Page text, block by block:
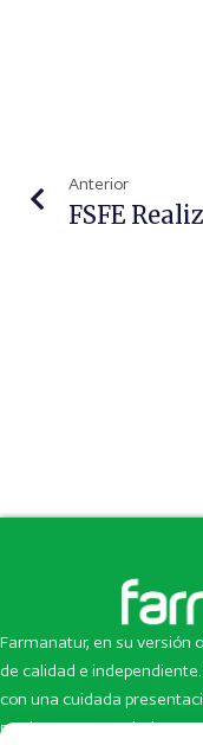
Anterior
Farmanatur, en su versión
de calidad e
con una cuidada
productos y novedades.